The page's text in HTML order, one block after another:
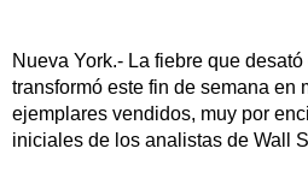
Nueva York.- La fiebre que
transformó este fin de semana en
ejemplares vendidos, muy por
iniciales de los analistas de Wall